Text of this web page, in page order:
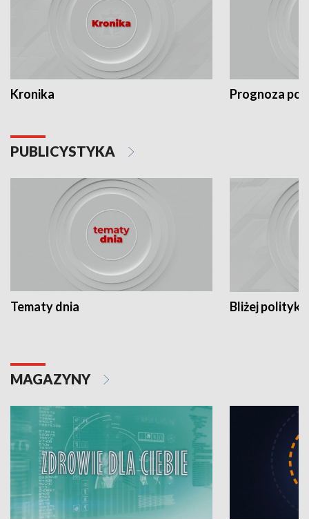
Kronika Prognoza
PUBLICYSTYKA
Tematy dnia Bliżej polityki
MAGAZYNY